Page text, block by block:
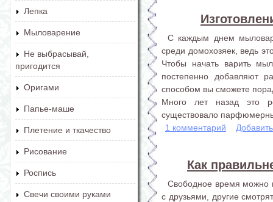
Лепка
Мыловарение
Не выбрасывай,
пригодится
Оригами
Папье-маше
Плетение и ткачество
Рисование
Роспись
Свечи своими руками
С каждым днем
среди домохозяек, ведь
Чтобы начать варить
постепенно добавляют
способом вы сможете
Много лет назад это
существовало
1 комментарий
Как
Свободное время можно
с друзьями, другие